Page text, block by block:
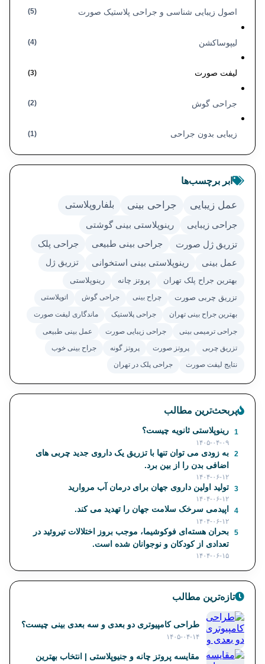
اصول زیبایی شناسی و جراحی پلاستیک صورت (5)
لیپوساکشن (4)
لیفت صورت (3)
جراحی گوش (2)
زیبایی بدون جراحی (1)
ابر برچسب‌ها
عمل زیبایی جراحی بینی بلفاروپلاستی
جراحی زیبایی
رینوپلاستی بینی گوشتی
تزریق ژل صورت
جراحی بینی طبیعی جراحی پلک
عمل بینی رینوپلاستی بینی استخوانی تزریق ژل
بهترین جراح پلک تهران پروتز چانه
رینوپلاستی
تزریق چربی صورت
چراح بینی جراحی گوش اتوپلاستی
بهترین جراح بینی تهران جراحی پلاستیک ماندگاری لیفت صورت
جراحی ترمیمی بینی جراحی زیبایی صورت عمل بینی طبیعی
تزریق چربی پروتز صورت پروتز گونه جراح بینی خوب
نتایج لیفت صورت جراحی پلک در تهران
پربحث‌ترین مطالب
1 رینوپلاستی ثانویه چیست؟
۱۴۰۵-۰۴-۰۹
2
به زودی می توان تنها با تزریق یک داروی جدید چربی های
اضافی بدن را از بین برد.
۱۴۰۴-۰۶-۱۲
3
تولید اولین داروی جهان برای درمان آب مروارید
۱۴۰۴-۰۶-۱۲
4
اپیدمی سرخک سلامت جهان را تهدید می کند.
۱۴۰۴-۰۶-۱۲
5
بحران هسته‌ای فوکوشیما، موجب بروز اختلالات تیروئید در
تعدادی از کودکان و نوجوانان شده است.
۱۴۰۴-۰۶-۱۵
تازه‌ترین مطالب
طراحی کامپیوتری دو بعدی و سه بعدی بینی چیست؟
۱۴۰۵-۰۴-۱۴
مقایسه پروتز چانه و جنیوپلاستی | انتخاب بهترین